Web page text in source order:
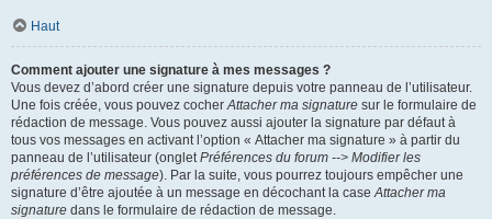
Haut
Comment ajouter une signature à mes messages ?
Vous devez d’abord créer une signature depuis votre panneau de l’utilisateur.
Une fois créée, vous pouvez cocherAttacher ma signature sur le formulaire de
rédaction de message. Vous pouvez aussi ajouter la signature par défaut à
tous vos messages en activant l’option « Attacher ma signature » à partir du
panneau de l’utilisateur (ongletPréférences du forum --> Modifier les
préférences de message). Par la suite, vous pourrez toujours empêcher une
signature d’être ajoutée à un message en décochant la caseAttacher ma
signature dans le formulaire de rédaction de message.